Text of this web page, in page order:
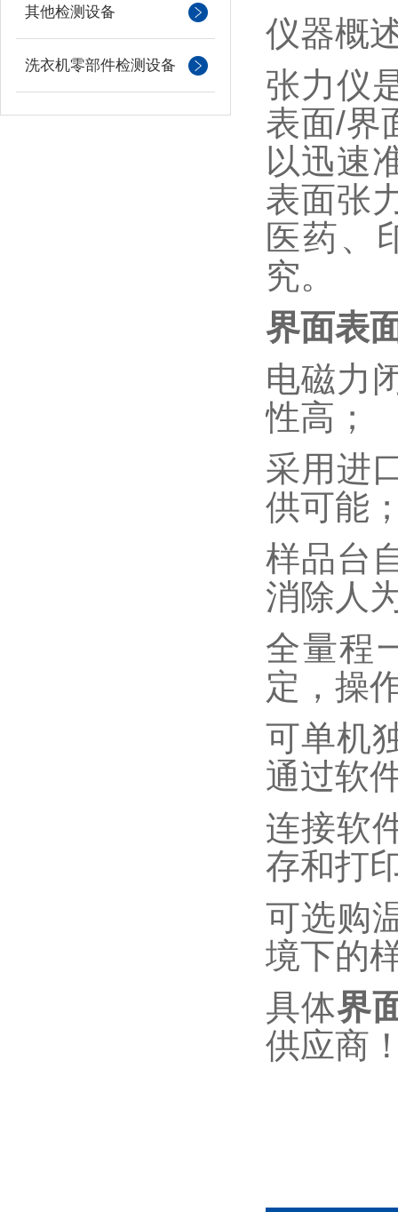
其他检测设备
洗衣机零部件检测设备
仪器概
张力仪
表面/界
以迅速
表面张
医药、
究。
界面表
电磁力
性高；
采用进
供可能
样品台
消除人
全量程
定，操
可单机
通过软
连接软
存和打
可选购
境下的
具体界
供应商